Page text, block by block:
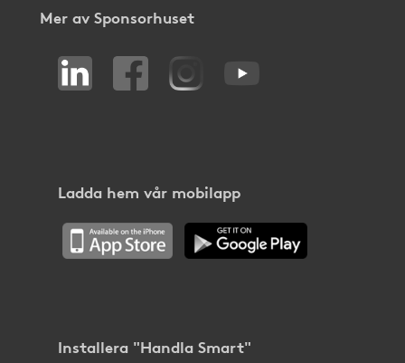
Mer av Sponsorhuset
Ladda hem vår mobilapp
Installera "Handla Smart"